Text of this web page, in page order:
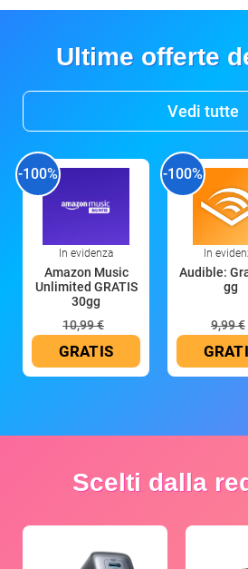
Ultime offerte
Vedi tutte
-100%
In evidenza
Amazon Music
Unlimited GRATIS
30gg
10,99 €
GRATIS
-100%
In
Audible:
gg
9,99 €
Scelti dalla